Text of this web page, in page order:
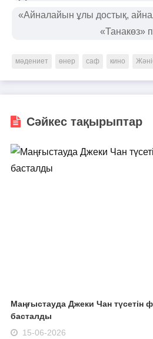
«Айналайын ұлы достық,
«Танакөз»
мәдениет өнер саф кино
Сәйкес тақырыптар
Маңғыстауда Джеки Чан түсетін
басталды
15-06-2026